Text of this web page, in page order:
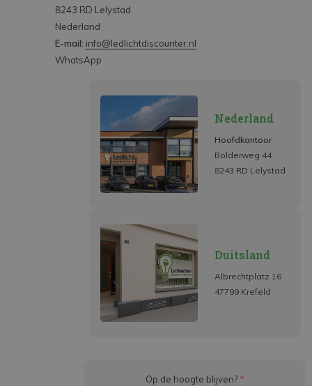
8243 RD Lelystad
Nederland
E-mail: info@ledlichtdiscounter.nl
WhatsApp
Nederland
Hoofdkantoor
Bolderweg 44
8243 RD Lelystad
Duitsland
Albrechtplatz 16
47799 Krefeld
Op de hoogte blijven? *